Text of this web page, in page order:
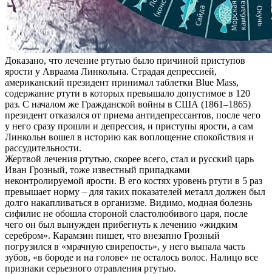
Доказано, что лечение ртутью было причиной приступов
ярости у Авраама Линкольна. Страдая депрессией,
американский президент принимал таблетки Blue Mass,
содержание ртути в которых превышало допустимое в 120
раз. С началом же Гражданской войны в США (1861–1865)
президент отказался от приема антидепрессантов, после чего
у него сразу прошли и депрессия, и приступы ярости, а сам
Линкольн вошел в историю как воплощение спокойствия и
рассудительности.
Жертвой лечения ртутью, скорее всего, стал и русский царь
Иван Грозный, тоже известный припадками
неконтролируемой ярости. В его костях уровень ртути в 5 раз
превышает норму – для таких показателей металл должен был
долго накапливаться в организме. Видимо, модная болезнь
сифилис не обошла стороной сластолюбивого царя, после
чего он был вынужден прибегнуть к лечению «жидким
серебром». Карамзин пишет, что внезапно Грозный
погрузился в «мрачную свирепость», у него выпала часть
зубов, «в бороде и на голове» не осталось волос. Налицо все
признаки серьезного отравления ртутью.